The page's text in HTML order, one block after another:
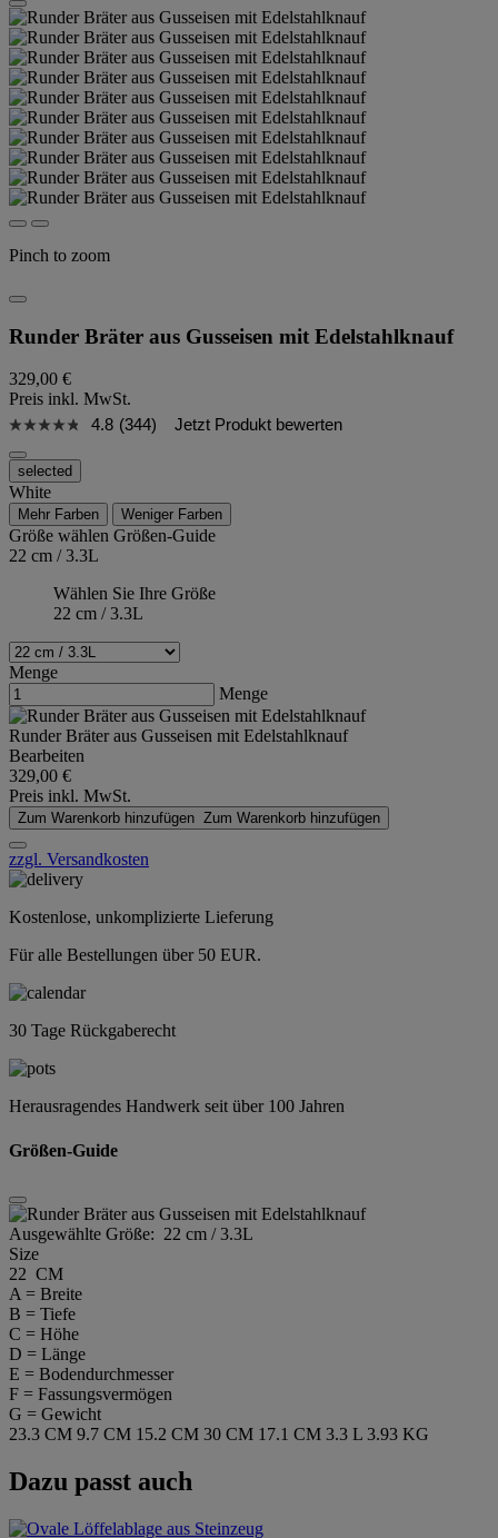
Pinch to zoom
Runder Bräter aus Gusseisen mit Edelstahlknauf
329,00 €
Preis inkl. MwSt.
4.8 (344) Jetzt Produkt bewerten
selected
White
Mehr Farben Weniger Farben
Größe wählen Größen-Guide
22 cm / 3.3L
Wählen Sie Ihre Größe
22 cm / 3.3L
Menge
Menge
Runder Bräter aus Gusseisen mit Edelstahlknauf
Bearbeiten
329,00 €
Preis inkl. MwSt.
Zum Warenkorb hinzufügen Zum Warenkorb hinzufügen
zzgl. Versandkosten
Kostenlose, unkomplizierte Lieferung
Für alle Bestellungen über 50 EUR.
30 Tage Rückgaberecht
Herausragendes Handwerk seit über 100 Jahren
Größen-Guide
Ausgewählte Größe: 22 cm / 3.3L
Size
22 CM
A = Breite
B = Tiefe
C = Höhe
D = Länge
E = Bodendurchmesser
F = Fassungsvermögen
G = Gewicht
23.3 CM 9.7 CM 15.2 CM 30 CM 17.1 CM 3.3 L 3.93 KG
Dazu passt auch